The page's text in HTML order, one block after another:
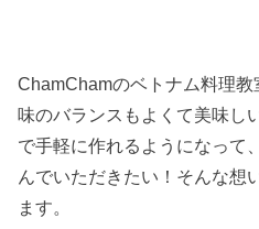
ChamChamのベトナム料理教
味のバランスもよくて美味し
で手軽に作れるようになって
んでいただきたい！そんな想
ます。